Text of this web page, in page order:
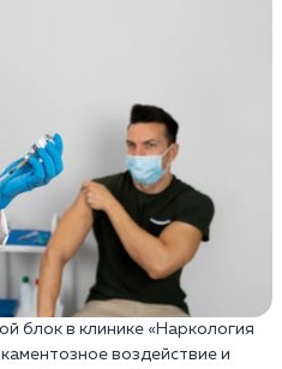
блок в клинике «Наркология
воздействие и